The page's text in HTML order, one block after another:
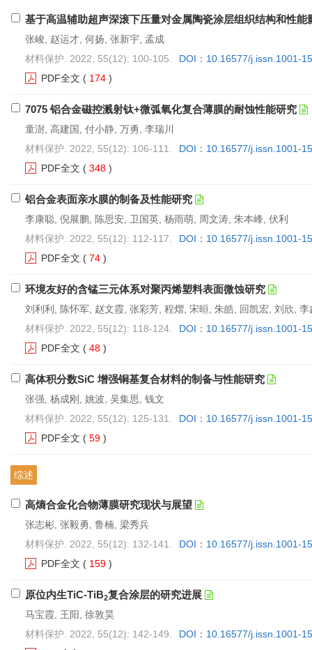
基于高温辅助超声深滚下压量对金属陶瓷涂层组织结构和性能
张峻, 赵运才, 何扬, 张新宇, 孟成
材料保护. 2022, 55(12): 100-105.
DOI：10.16577/j.issn.1001-
PDF全文 ( 174 )
7075 铝合金磁控溅射钛+微弧氧化复合薄膜的耐蚀性能研究
童澍, 高建国, 付小静, 万勇, 李瑞川
材料保护. 2022, 55(12): 106-111.
DOI：10.16577/j.issn.1001-
PDF全文 ( 348 )
铝合金表面亲水膜的制备及性能研究
李康聪, 倪展鹏, 陈思安, 卫国英, 杨雨萌, 周文涛, 朱本峰, 伏利
材料保护. 2022, 55(12): 112-117.
DOI：10.16577/j.issn.1001-
PDF全文 ( 74 )
环境友好的含锰三元体系对聚丙烯塑料表面微蚀研究
刘利利, 陈怀军, 赵文霞, 张彩芳, 程熠, 宋晅, 朱皓, 回凯宏, 刘欣, 李
材料保护. 2022, 55(12): 118-124.
DOI：10.16577/j.issn.1001-
PDF全文 ( 48 )
高体积分数SiC 增强铜基复合材料的制备与性能研究
张强, 杨成刚, 姚波, 吴集思, 钱文
材料保护. 2022, 55(12): 125-131.
DOI：10.16577/j.issn.1001-
PDF全文 ( 59 )
综述
高熵合金化合物薄膜研究现状与展望
张志彬, 张毅勇, 鲁楠, 梁秀兵
材料保护. 2022, 55(12): 132-141.
DOI：10.16577/j.issn.1001-
PDF全文 ( 159 )
原位内生TiC-TiB2复合涂层的研究进展
马宝霞, 王阳, 徐敦昊
材料保护. 2022, 55(12): 142-149.
DOI：10.16577/j.issn.1001-